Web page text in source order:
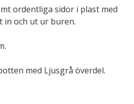
ordentliga sidor i plast med
in och ut ur buren.
med Ljusgrå överdel.